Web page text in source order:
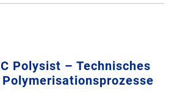
Polysist – Technisches